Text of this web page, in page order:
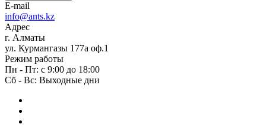
E-mail
info@ants.kz
Адрес
г. Алматы
ул. Курмангазы 177а оф.1
Режим работы
Пн - Пт: с 9:00 до 18:00
Сб - Вс: Выходные дни